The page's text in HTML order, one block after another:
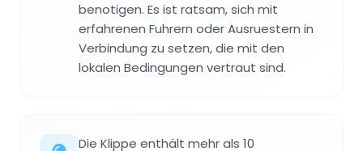
benotigen. Es ist ratsam, sich mit
erfahrenen Fuhrern oder Ausruestern in
Verbindung zu setzen, die mit den
lokalen Bedingungen vertraut sind.
Die Klippe enthält mehr als 10